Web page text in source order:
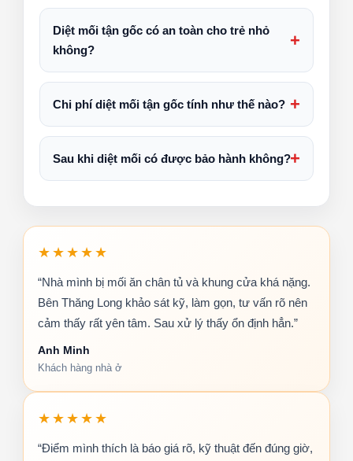
Diệt mối tận gốc có an toàn cho trẻ nhỏ
không?
Chi phí diệt mối tận gốc tính như thế nào?
Sau khi diệt mối có được bảo hành không?
★★★★★
“Nhà mình bị mối ăn chân tủ và khung cửa khá nặng.
Bên Thăng Long khảo sát kỹ, làm gọn, tư vấn rõ nên
cảm thấy rất yên tâm. Sau xử lý thấy ổn định hẳn.”
Anh Minh
Khách hàng nhà ở
★★★★★
“Điểm mình thích là báo giá rõ, kỹ thuật đến đúng giờ,